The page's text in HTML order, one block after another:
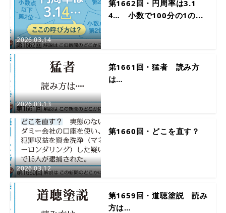
2026.03.14
第1662回・円周率は3.1
4… 小数で100分の1の...
2026.03.13
第1661回・猛者 読み方
は…
2026.03.12
第1660回・どこを直す？
第1659回・道聴塗説 読み
方は…